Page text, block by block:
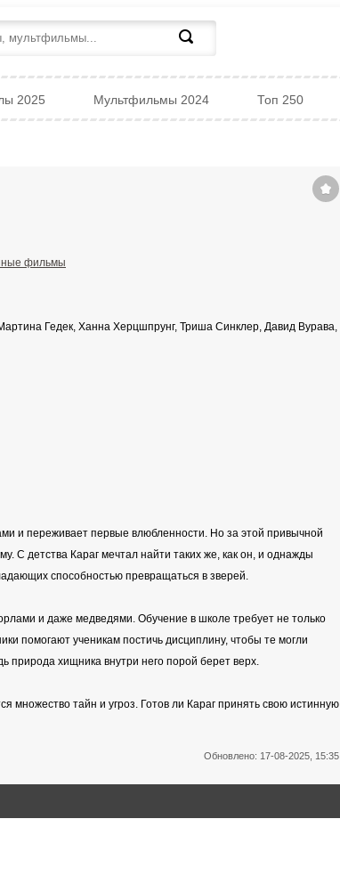
2025 Мультфильмы 2024 Топ 250
фильмы
Гедек, Ханна Херцшпрунг, Триша Синклер, Давид Вурава,
и переживает первые влюбленности. Но за этой привычной
С детства Караг мечтал найти таких же, как он, и однажды
способностью превращаться в зверей.
и даже медведями. Обучение в школе требует не только
помогают ученикам постичь дисциплину, чтобы те могли
природа хищника внутри него порой берет верх.
множество тайн и угроз. Готов ли Караг принять свою истинную
Обновлено: 17-08-2025, 15:35